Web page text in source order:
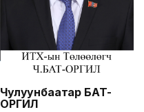
Чулуунбаатар БАТ-
ОРГИЛ